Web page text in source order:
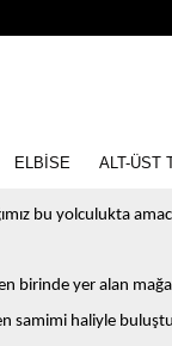
ELBİSE ALT-ÜST
bu yolculukta
birinde yer alan
samimi haliyle